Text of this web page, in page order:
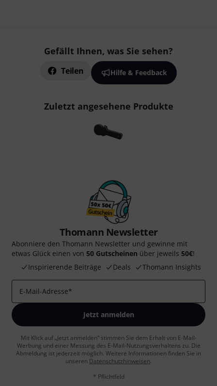
Gefällt Ihnen, was Sie sehen?
Teilen Hilfe & Feedback
Zuletzt angesehene Produkte
Thomann Newsletter
Abonniere den Thomann Newsletter und gewinne mit
etwas Glück einen von 50 Gutscheinen über jeweils 50€!
Inspirierende Beiträge
Deals Thomann Insights
E-Mail-Adresse*
Jetzt anmelden
Mit Klick auf „Jetzt anmelden“ stimmen Sie dem Erhalt von E-Mail-
Werbung und einer Messung des E-Mail-Nutzungsverhaltens zu. Die
Abmeldung ist jederzeit möglich. Weitere Informationen finden Sie in
unseren Datenschutzhinweisen.
* Pflichtfeld